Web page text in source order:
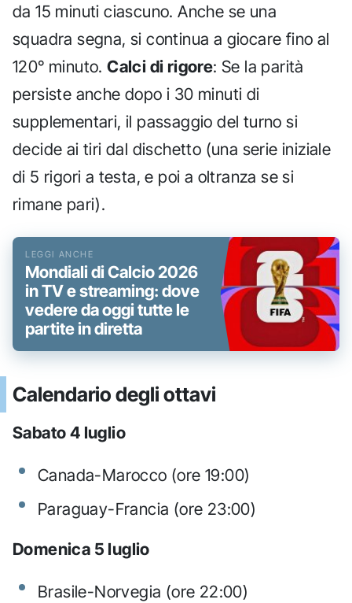
da 15 minuti ciascuno. Anche se una
squadra segna, si continua a giocare fino al
120° minuto.Calci di rigore: Se la parità
persiste anche dopo i 30 minuti di
supplementari, il passaggio del turno si
decide ai tiri dal dischetto (una serie iniziale
di 5 rigori a testa, e poi a oltranza se si
rimane pari).
Mondiali di Calcio 2026
in TV e streaming: dove
vedere da oggi tutte le
partite in diretta
Calendario degli ottavi
Sabato 4 luglio
Canada-Marocco (ore 19:00)
Paraguay-Francia (ore 23:00)
Domenica 5 luglio
Brasile-Norvegia (ore 22:00)